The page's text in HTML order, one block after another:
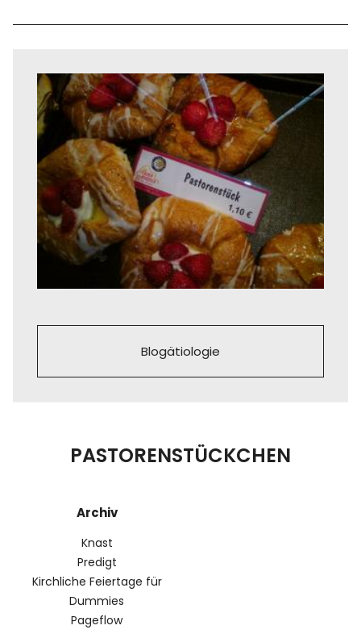
Blogätiologie
PASTORENSTÜCKCHEN
Archiv
Knast
Predigt
Kirchliche Feiertage für
Dummies
Pageflow